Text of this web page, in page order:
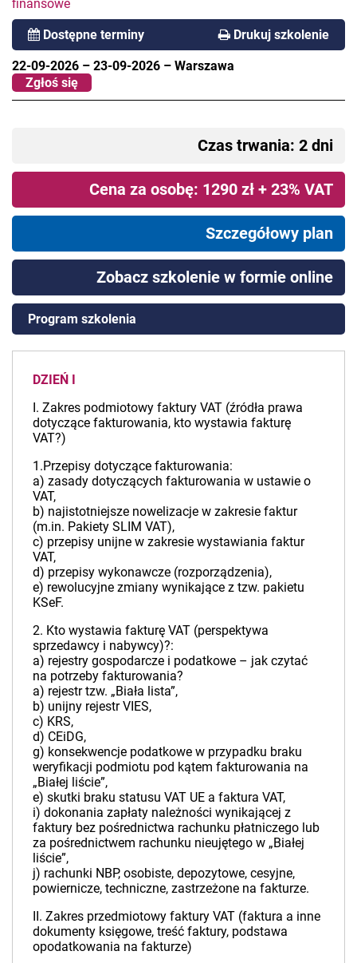
finansowe
Dostępne terminy Drukuj szkolenie
22-09-2026 – 23-09-2026 – Warszawa
Zgłoś się
Czas trwania: 2 dni
Cena za osobę: 1290 zł + 23% VAT
Szczegółowy plan
Zobacz szkolenie w formie online
Program szkolenia
DZIEŃ I
I. Zakres podmiotowy faktury VAT (źródła prawa
dotyczące fakturowania, kto wystawia fakturę
VAT?)
1.Przepisy dotyczące fakturowania:
a) zasady dotyczących fakturowania w ustawie o
VAT,
b) najistotniejsze nowelizacje w zakresie faktur
(m.in. Pakiety SLIM VAT),
c) przepisy unijne w zakresie wystawiania faktur
VAT,
d) przepisy wykonawcze (rozporządzenia),
e) rewolucyjne zmiany wynikające z tzw. pakietu
KSeF.
2. Kto wystawia fakturę VAT (perspektywa
sprzedawcy i nabywcy)?:
a) rejestry gospodarcze i podatkowe – jak czytać
na potrzeby fakturowania?
a) rejestr tzw. „Biała lista”,
b) unijny rejestr VIES,
c) KRS,
d) CEiDG,
g) konsekwencje podatkowe w przypadku braku
weryfikacji podmiotu pod kątem fakturowania na
„Białej liście”,
e) skutki braku statusu VAT UE a faktura VAT,
i) dokonania zapłaty należności wynikającej z
faktury bez pośrednictwa rachunku płatniczego lub
za pośrednictwem rachunku nieujętego w „Białej
liście”,
j) rachunki NBP, osobiste, depozytowe, cesyjne,
powiernicze, techniczne, zastrzeżone na fakturze.
II. Zakres przedmiotowy faktury VAT (faktura a inne
dokumenty księgowe, treść faktury, podstawa
opodatkowania na fakturze)